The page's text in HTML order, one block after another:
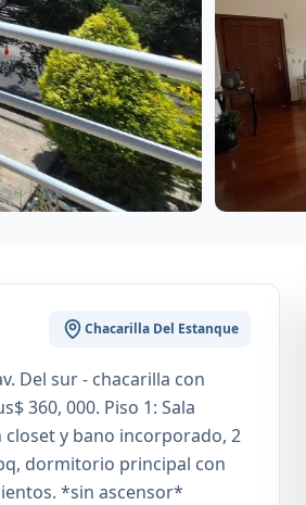
Chacarilla Del Estanque
Del sur - chacarilla con
360, 000. Piso 1: Sala
y bano incorporado, 2
dormitorio principal con
*sin ascensor*